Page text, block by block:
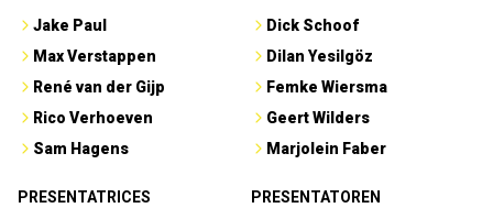
Jake Paul
Max Verstappen
René van der Gijp
Rico Verhoeven
Sam Hagens
Dick Schoof
Dilan Yesilgöz
Femke Wiersma
Geert Wilders
Marjolein Faber
PRESENTATRICES
PRESENTATOREN